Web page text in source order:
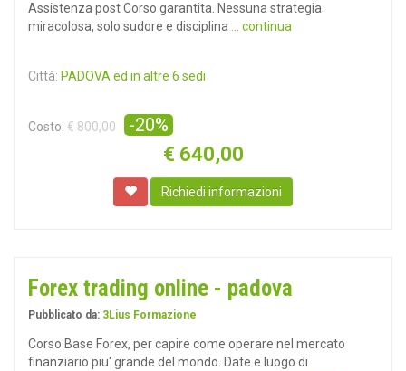
Assistenza post Corso garantita. Nessuna strategia
miracolosa, solo sudore e disciplina
... continua
Città: PADOVA ed in altre 6 sedi
Costo: € 800,00 -20%
€ 640,00
Richiedi informazioni
Forex trading online - padova
Pubblicato da: 3Lius Formazione
Corso Base Forex, per capire come operare nel mercato
finanziario piu' grande del mondo. Date e luogo di